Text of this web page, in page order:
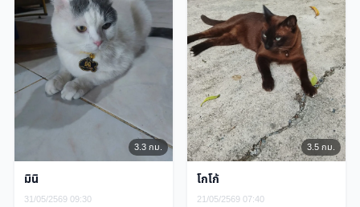
3.3 กม.
มินิ
31/05/2569 09:30
3.5 กม.
โกโก้
21/05/2569 07:40